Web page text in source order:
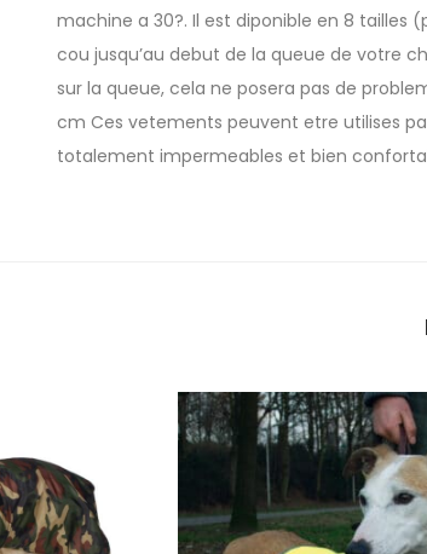
machine a 30?. Il est diponible en 8 tailles
cou jusqu’au debut de la queue de votre
sur la queue, cela ne posera pas de
cm Ces vetements peuvent etre utilises
totalement impermeables et bien